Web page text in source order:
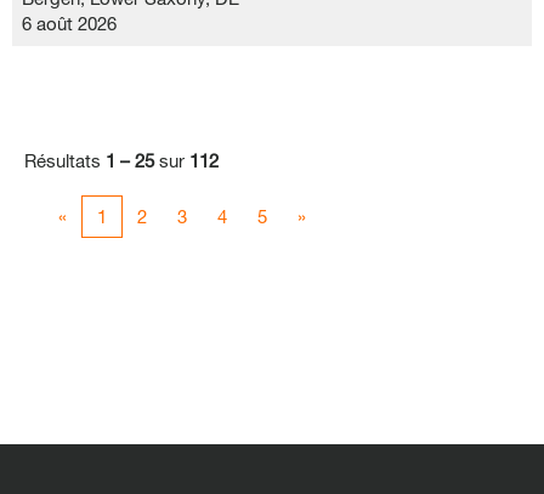
6 août 2026
Résultats 1 – 25sur 112
« 1 2 3 4 5 »